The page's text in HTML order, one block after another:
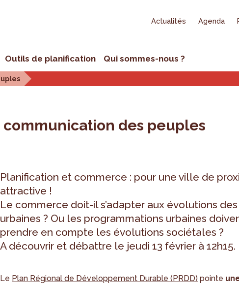
Actualités Agenda
Outils de planification Qui sommes-nous ?
des peuples
Planification et commerce : pour une ville de
attractive !
Le commerce doit-il s’adapter aux évolutions
urbaines ? Ou les programmations urbaines
prendre en compte les évolutions sociétales ?
A découvrir et débattre le jeudi 13 février à 12h15.
Le Plan Régional de Développement Durable (PRDD) pointe